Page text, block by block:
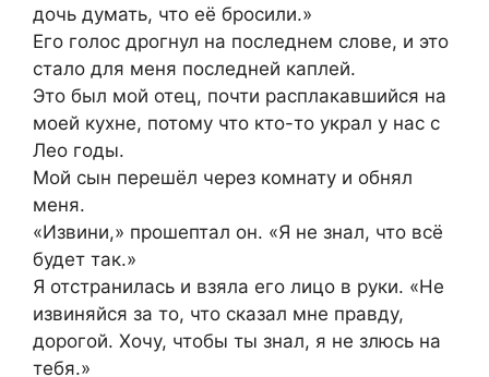
дочь думать, что её бросили.»
Его голос дрогнул на последнем слове, и это
стало для меня последней каплей.
Это был мой отец, почти расплакавшийся на
моей кухне, потому что кто-то украл у нас с
Лео годы.
Мой сын перешёл через комнату и обнял
меня.
«Извини,» прошептал он. «Я не знал, что всё
будет так.»
Я отстранилась и взяла его лицо в руки. «Не
извиняйся за то, что сказал мне правду,
дорогой. Хочу, чтобы ты знал, я не злюсь на
тебя.»